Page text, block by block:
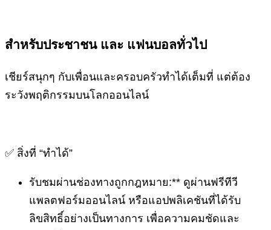
สำหรับประชาชน และ แฟนบอลทั่วไป
เชียร์สนุกๆ กับเพื่อนและครอบครัวทำได้เต็มที่ แต่ต้อง
ระวังพฤติกรรมบนโลกออนไลน์
✅ สิ่งที่ “ทำได้”
รับชมผ่านช่องทางถูกกฎหมาย:** ดูผ่านฟรีทีวี
แพลตฟอร์มออนไลน์ หรือแอปพลิเคชันที่ได้รับ
ลิขสิทธิ์อย่างเป็นทางการ เพื่อความคมชัดและ